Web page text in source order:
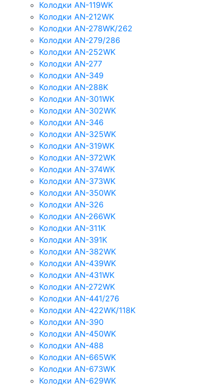
Колодки AN-119WK
Колодки AN-212WK
Колодки AN-278WK/262
Колодки AN-279/286
Колодки AN-252WK
Колодки AN-277
Колодки AN-349
Колодки AN-288K
Колодки AN-301WK
Колодки AN-302WK
Колодки AN-346
Колодки AN-325WK
Колодки AN-319WK
Колодки AN-372WK
Колодки AN-374WK
Колодки AN-373WK
Колодки AN-350WK
Колодки AN-326
Колодки AN-266WK
Колодки AN-311K
Колодки AN-391K
Колодки AN-382WK
Колодки AN-439WK
Колодки AN-431WK
Колодки AN-272WK
Колодки AN-441/276
Колодки AN-422WK/118K
Колодки AN-390
Колодки AN-450WK
Колодки AN-488
Колодки AN-665WK
Колодки AN-673WK
Колодки AN-629WK